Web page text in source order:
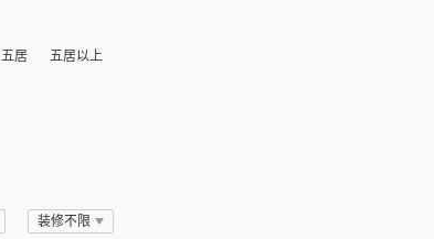
五居 五居以上
装修不限